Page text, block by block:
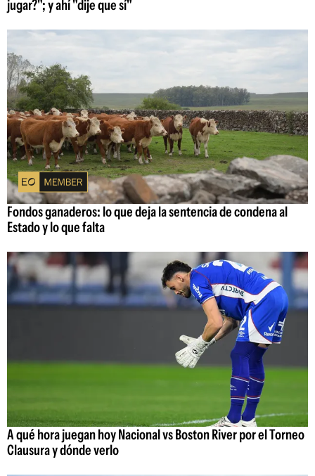
jugar?"; y ahí "dije que sí"
Fondos ganaderos: lo que deja la sentencia de condena al
Estado y lo que falta
A qué hora juegan hoy Nacional vs Boston River por el Torneo
Clausura y dónde verlo